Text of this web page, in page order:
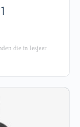
die in lesjaar